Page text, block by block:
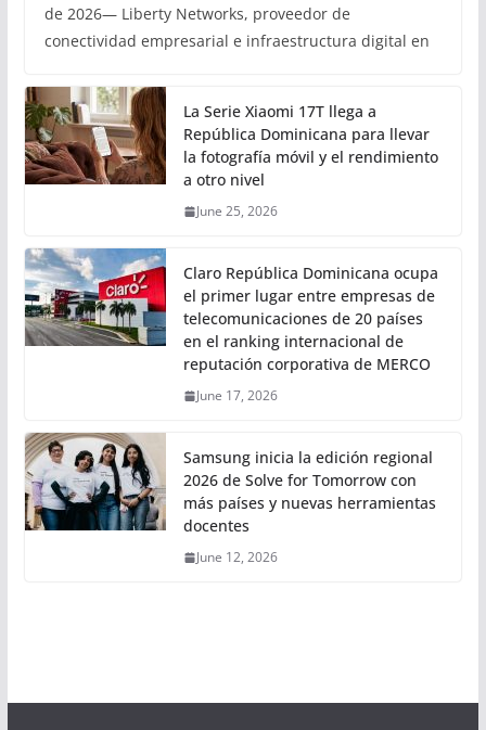
de 2026— Liberty Networks, proveedor de
conectividad empresarial e infraestructura digital en
La Serie Xiaomi 17T llega a
República Dominicana para llevar
la fotografía móvil y el rendimiento
a otro nivel
June 25, 2026
Claro República Dominicana ocupa
el primer lugar entre empresas de
telecomunicaciones de 20 países
en el ranking internacional de
reputación corporativa de MERCO
June 17, 2026
Samsung inicia la edición regional
2026 de Solve for Tomorrow con
más países y nuevas herramientas
docentes
June 12, 2026